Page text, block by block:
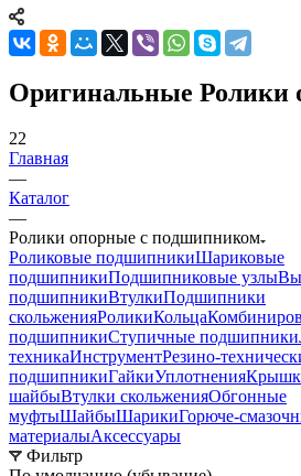
Оригинальные Ролики
22
Главная
—
Каталог
—
Ролики опорные с подшипником
Роликовые подшипникиШариковые
подшипникиПодшипниковые узлы
подшипникиВтулкиПодшипники
скольженияРоликиКольца
подшипникиСтупичные подшипники
техникаИнструментРезино-
подшипникиГайкиУплотнения
шайбыВтулки скольженияОбгонные
муфтыШайбыШарикиГорюче-
материалыАксессуары
Фильтр